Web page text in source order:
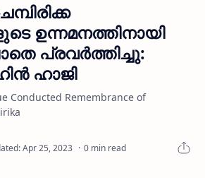
ഉന്നമനത്തിനായി
പ്രവര്‍ത്തിച്ചു:
ഹാജി
Conducted Remembrance of
0 min read